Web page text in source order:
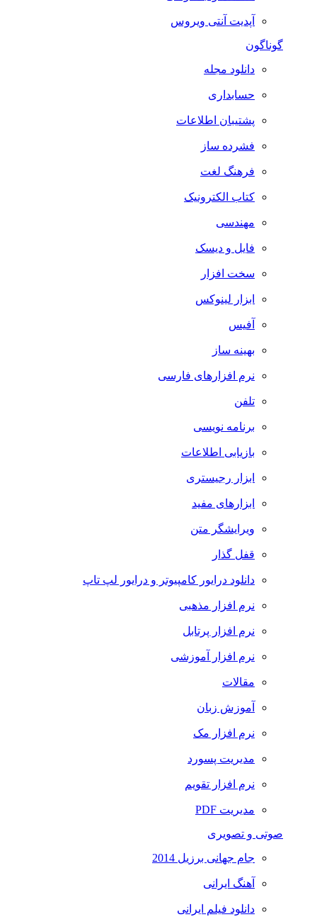
آپدیت آنتی ویروس
گوناگون
دانلود مجله
حسابداری
پشتیبان اطلاعات
فشرده ساز
فرهنگ لغت
کتاب الکترونیک
مهندسی
فایل و دیسک
سخت افزار
ابزار لینوکس
آفیس
بهینه ساز
نرم افزارهای فارسی
تلفن
برنامه نویسی
بازیابی اطلاعات
ابزار رجیستری
ابزارهای مفید
ویرایشگر متن
قفل گذار
دانلود درایور کامپیوتر و درایور لپ تاپ
نرم افزار مذهبی
نرم افزار پرتابل
نرم افزار آموزشی
مقالات
آموزش زبان
نرم افزار مک
مدیریت پسورد
نرم افزار تقویم
مدیریت PDF
صوتی و تصویری
جام جهانی برزیل 2014
آهنگ ایرانی
دانلود فیلم ایرانی